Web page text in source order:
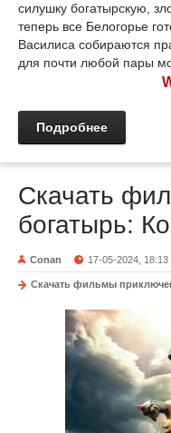
силушку богатырскую,
теперь все Белогорье
Василиса собираются
для почти любой пары
Подробнее
Скачать
богатырь:
Conan 17-05-2024, 18:13
Скачать фильмы